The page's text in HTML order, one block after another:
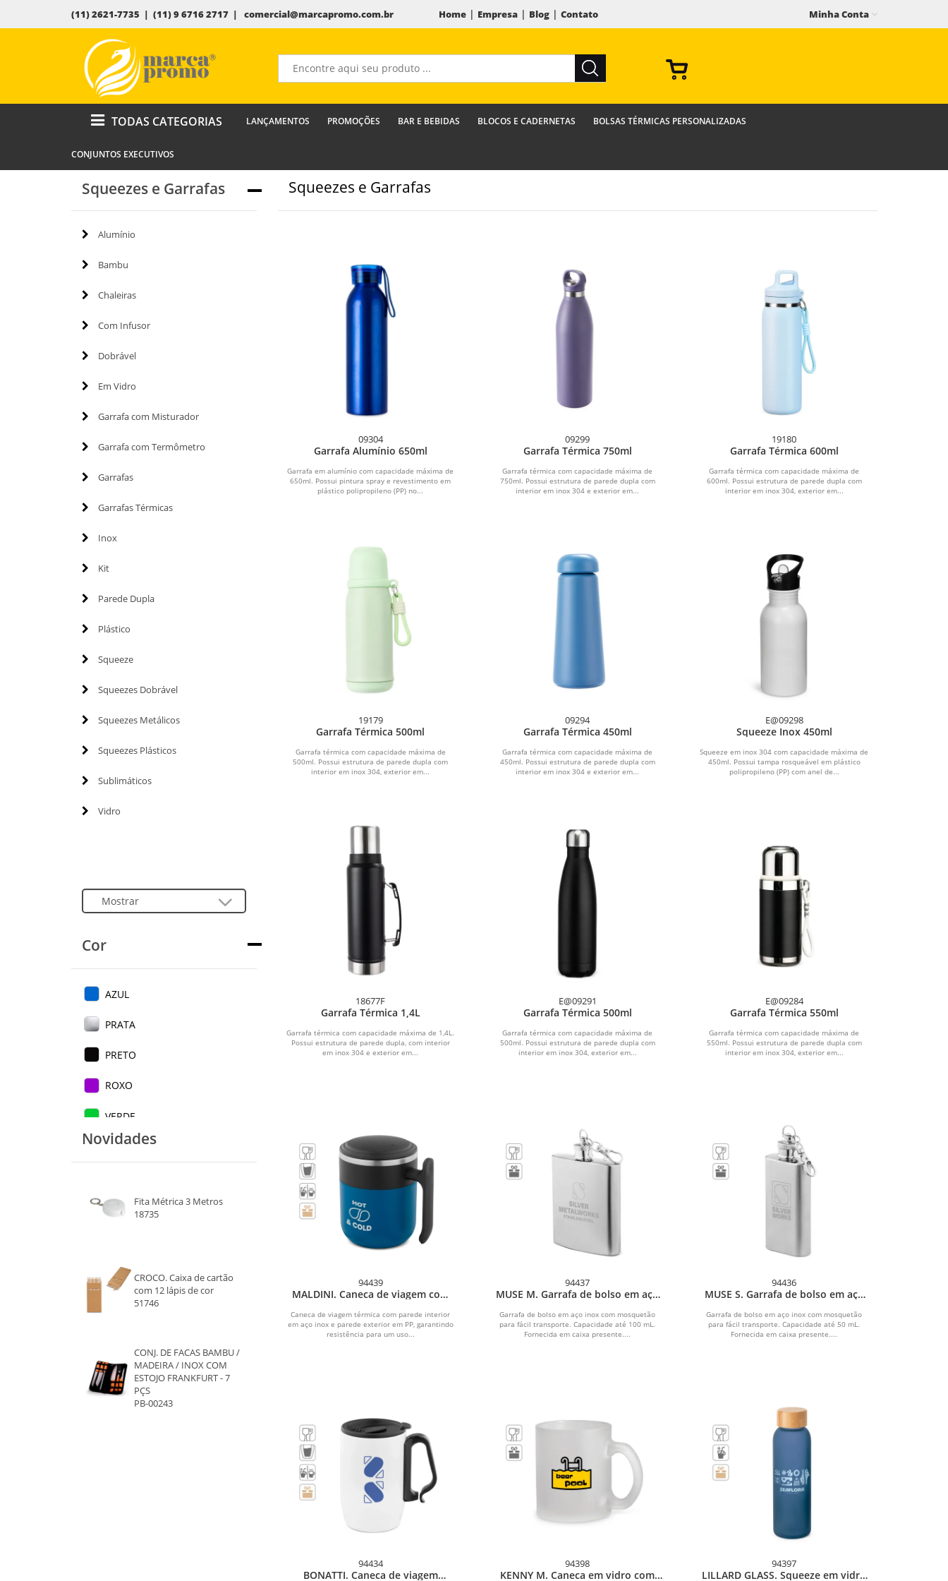
(11) 2621-7735 | (11) 9 6716 2717 | comercial@marcapromo.com.br Home| Empresa| Blog| Contato Minha Conta
TODAS CATEGORIAS LANÇAMENTOS PROMOÇÕES BAR E BEBIDAS BLOCOS E CADERNETAS BOLSAS TÉRMICAS PERSONALIZADAS
CONJUNTOS EXECUTIVOS
Squeezes e Garrafas
Alumínio
Bambu
Chaleiras
Com Infusor
Dobrável
Em Vidro
Garrafa com Misturador
Garrafa com Termômetro
Garrafas
Garrafas Térmicas
Inox
Kit
Parede Dupla
Plástico
Squeeze
Squeezes Dobrável
Squeezes Metálicos
Squeezes Plásticos
Sublimáticos
Vidro
Cor
AZUL
PRATA
PRETO
ROXO
VERDE
VERMELHO
TRANSPARENTE
LARANJA
BRANCO
VERDE CLARO
VERDE LIMÃO
Novidades
Fita Métrica 3 Metros
18735
CROCO. Caixa de cartão
com 12 lápis de cor
51746
CONJ. DE FACAS BAMBU /
MADEIRA / INOX COM
ESTOJO FRANKFURT - 7
PÇS
PB-00243
Squeezes e Garrafas
09304
Garrafa Alumínio 650ml
Garrafa em alumínio com capacidade máxima de
650ml. Possui pintura spray e revestimento em
plástico polipropileno (PP) no...
09299
Garrafa Térmica 750ml
Garrafa térmica com capacidade máxima de
750ml. Possui estrutura de parede dupla com
interior em inox 304 e exterior em...
19180
Garrafa Térmica 600ml
Garrafa térmica com capacidade máxima de
600ml. Possui estrutura de parede dupla com
interior em inox 304, exterior em...
19179
Garrafa Térmica 500ml
Garrafa térmica com capacidade máxima de
500ml. Possui estrutura de parede dupla com
interior em inox 304, exterior em...
09294
Garrafa Térmica 450ml
Garrafa térmica com capacidade máxima de
450ml. Possui estrutura de parede dupla com
interior em inox 304 e exterior em...
E@09298
Squeeze Inox 450ml
Squeeze em inox 304 com capacidade máxima de
450ml. Possui tampa rosqueável em plástico
polipropileno (PP) com anel de...
18677F
Garrafa Térmica 1,4L
Garrafa térmica com capacidade máxima de 1,4L.
Possui estrutura de parede dupla, com interior
em inox 304 e exterior em...
E@09291
Garrafa Térmica 500ml
Garrafa térmica com capacidade máxima de
500ml. Possui estrutura de parede dupla com
interior em inox 304, exterior em...
E@09284
Garrafa Térmica 550ml
Garrafa térmica com capacidade máxima de
550ml. Possui estrutura de parede dupla com
interior em inox 304, exterior em...
94439
MALDINI. Caneca de viagem com
acabamento mate 400 mL
Caneca de viagem térmica com parede interior
em aço inox e parede exterior em PP, garantindo
resistência para um uso...
94437
MUSE M. Garrafa de bolso em aço
Garrafa de bolso em aço inox com mosquetão
para fácil transporte. Capacidade até 100 mL.
Fornecida em caixa presente....
94436
MUSE S. Garrafa de bolso em aço
Garrafa de bolso em aço inox com mosquetão
para fácil transporte. Capacidade até 50 mL.
Fornecida em caixa presente....
94434
BONATTI. Caneca de viagem
94398
KENNY M. Caneca em vidro com
94397
LILLARD GLASS. Squeeze em vidro